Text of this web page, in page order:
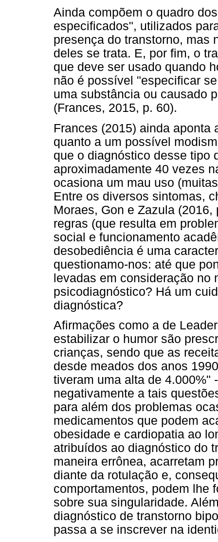
Ainda compõem o quadro
especificados", utilizados
presença do transtorno, mas
deles se trata. E, por fim, o
que deve ser usado quando
não é possível "especificar
uma substância ou causado
(Frances, 2015, p. 60).
Frances (2015) ainda aponta
quanto a um possível
que o diagnóstico desse tipo
aproximadamente 40 vezes
ocasiona um mau uso
Entre os diversos sintomas,
Moraes, Gon e Zazula
regras (que resulta em
social e funcionamento
desobediência é uma
questionamo-nos: até que
levadas em consideração no
psicodiagnóstico? Há um
diagnóstica?
Afirmações como a de
estabilizar o humor são
crianças, sendo que as
desde meados dos anos
tiveram uma alta de 4.000%"
negativamente a tais
para além dos problemas
medicamentos que podem
obesidade e cardiopatia ao
atribuídos ao diagnóstico do
maneira errônea, acarretam
diante da rotulação e,
comportamentos, podem lhe
sobre sua singularidade.
diagnóstico de transtorno
passa a se inscrever na